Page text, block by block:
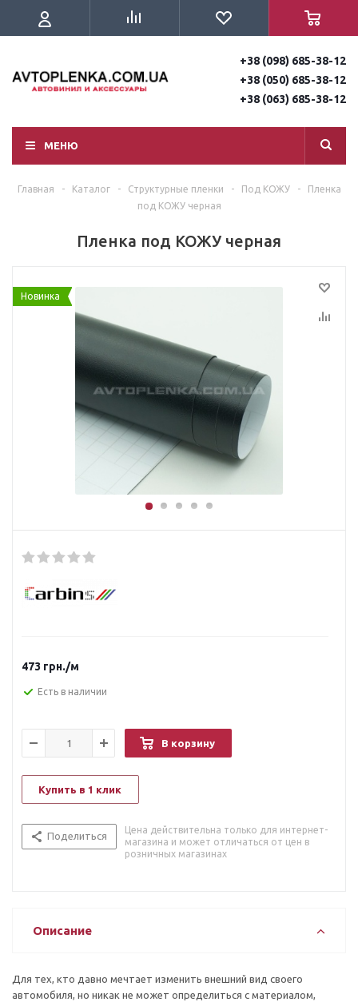
+38 (098) 685-38-12
+38 (050) 685-38-12
+38 (063) 685-38-12
МЕНЮ
Главная - Каталог - Структурные пленки - Под КОЖУ -
Пленка
под КОЖУ черная
Пленка под КОЖУ черная
Новинка
473 грн./м
Есть в наличии
В корзину
Купить в 1 клик
Поделиться
Цена действительна только для интернет-
магазина и может отличаться от цен в
розничных магазинах
Описание
Для тех, кто давно мечтает изменить внешний вид своего
автомобиля, но никак не может определиться с материалом,